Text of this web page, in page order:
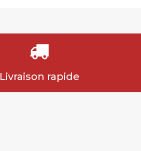
Livraison rapide